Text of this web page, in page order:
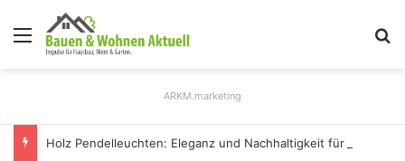
Menü
ARKM.marketing